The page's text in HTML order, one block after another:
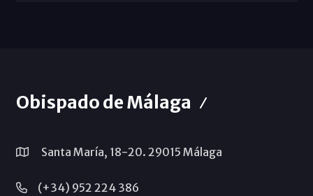
Obispado de Málaga
Santa María, 18-20. 29015 Málaga
(+34) 952 224 386